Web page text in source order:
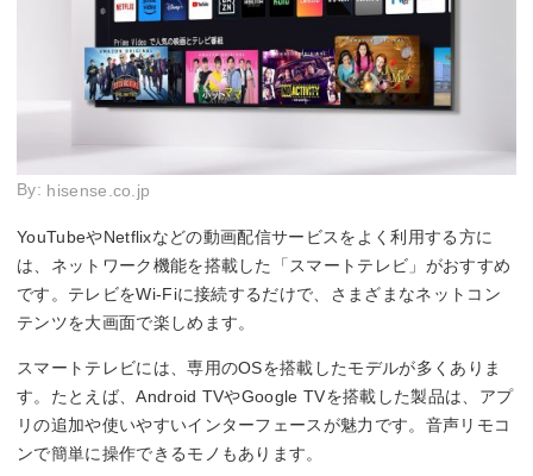
By: hisense.co.jp
YouTubeやNetflixなどの動画配信サービスをよく利用する方に
は、ネットワーク機能を搭載した「スマートテレビ」がおすすめ
です。テレビをWi-Fiに接続するだけで、さまざまなネットコン
テンツを大画面で楽しめます。
スマートテレビには、専用のOSを搭載したモデルが多くありま
す。たとえば、Android TVやGoogle TVを搭載した製品は、アプ
リの追加や使いやすいインターフェースが魅力です。音声リモコ
ンで簡単に操作できるモノもあります。